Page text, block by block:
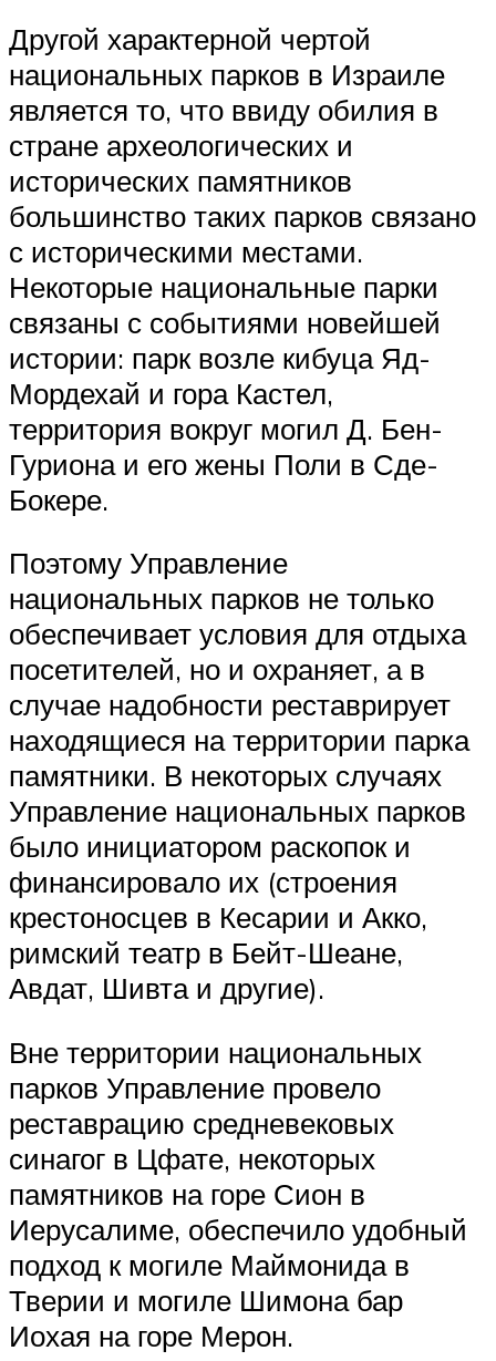
Другой характерной чертой
национальных парков в Израиле
является то, что ввиду обилия в
стране археологических и
исторических памятников
большинство таких парков связано
с историческими местами.
Некоторые национальные парки
связаны с событиями новейшей
истории: парк возле кибуца Яд-
Мордехай и гора Кастел,
территория вокруг могил Д. Бен-
Гуриона и его жены Поли в Сде-
Бокере.
Поэтому Управление
национальных парков не только
обеспечивает условия для отдыха
посетителей, но и охраняет, а в
случае надобности реставрирует
находящиеся на территории парка
памятники. В некоторых случаях
Управление национальных парков
было инициатором раскопок и
финансировало их (строения
крестоносцев в Кесарии и Акко,
римский театр в Бейт-Шеане,
Авдат, Шивта и другие).
Вне территории национальных
парков Управление провело
реставрацию средневековых
синагог в Цфате, некоторых
памятников на горе Сион в
Иерусалиме, обеспечило удобный
подход к могиле Маймонида в
Тверии и могиле Шимона бар
Иохая на горе Мерон.